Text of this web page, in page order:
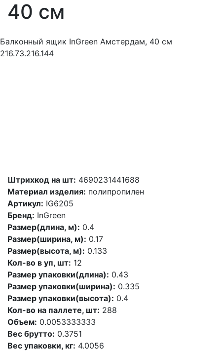
40 см
Балконный ящик InGreen Амстердам, 40 см
216.73.216.144
Штрихкод на шт: 4690231441688
Материал изделия: полипропилен
Артикул: IG6205
Бренд: InGreen
Размер(длина, м): 0.4
Размер(ширина, м): 0.17
Размер(высота, м): 0.133
Кол-во в уп, шт: 12
Размер упаковки(длина): 0.43
Размер упаковки(ширина): 0.335
Размер упаковки(высота): 0.4
Кол-во на паллете, шт: 288
Объем: 0.0053333333
Вес брутто: 0.3751
Вес упаковки, кг: 4.0056